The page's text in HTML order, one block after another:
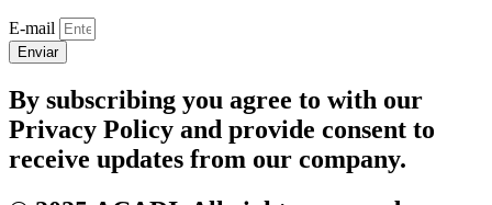
E-mail
Enviar
By subscribing you agree to with our
Privacy Policy and provide consent to
receive updates from our company.